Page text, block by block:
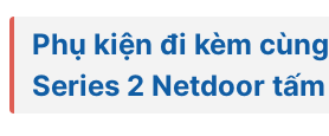
Phụ kiện đi kèm
Series 2 Netdoor